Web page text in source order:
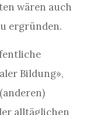
wären auch
ergründen.
Bildung»,
alltäglichen